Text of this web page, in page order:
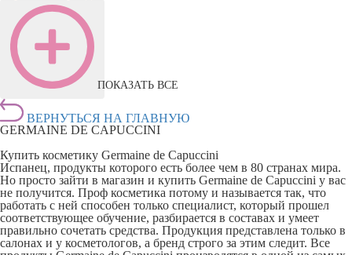
ПОКАЗАТЬ ВСЕ
ВЕРНУТЬСЯ НА ГЛАВНУЮ
GERMAINE DE CAPUCCINI
Купить косметику Germaine de Capuccini
Испанец, продукты которого есть более чем в 80 странах мира.
Но просто зайти в магазин и купить Germaine de Capuccini у вас
не получится. Проф косметика потому и называется так, что
работать с ней способен только специалист, который прошел
соответствующее обучение, разбирается в составах и умеет
правильно сочетать средства. Продукция представлена только в
салонах и у косметологов, а бренд строго за этим следит. Все